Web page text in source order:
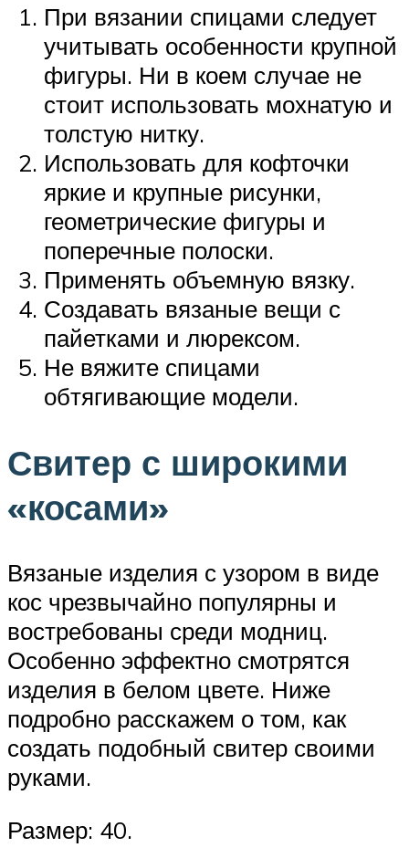
При вязании спицами следует
учитывать особенности крупной
фигуры. Ни в коем случае не
стоит использовать мохнатую и
толстую нитку.
Использовать для кофточки
яркие и крупные рисунки,
геометрические фигуры и
поперечные полоски.
Применять объемную вязку.
Создавать вязаные вещи с
пайетками и люрексом.
Не вяжите спицами
обтягивающие модели.
Свитер с широкими
«косами»
Вязаные изделия с узором в виде
кос чрезвычайно популярны и
востребованы среди модниц.
Особенно эффектно смотрятся
изделия в белом цвете. Ниже
подробно расскажем о том, как
создать подобный свитер своими
руками.
Размер: 40.